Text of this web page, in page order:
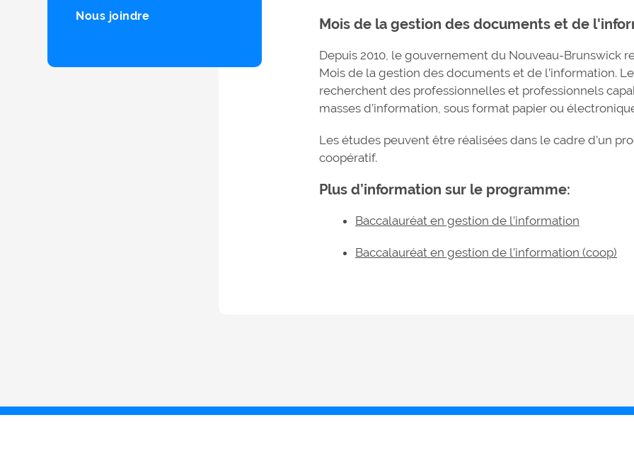
Nous joindre Mois de la gestion des documents et de
Depuis 2010, le gouvernement du Nouveau-Brunswick
Mois de la gestion des documents et de l’information.
recherchent des professionnelles et professionnels
masses d’information, sous format papier ou
Les études peuvent être réalisées dans le cadre d’un
coopératif.
Plus d’information sur le programme:
Baccalauréat en gestion de l’information
Baccalauréat en gestion de l’information (coop)